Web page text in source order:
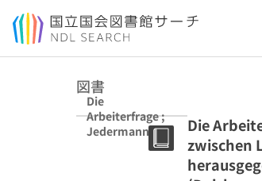
本文へ移動
図書
Die
Arbeiterfrage ;
Jedermann
Hauseigenthüm
Die
zwischen